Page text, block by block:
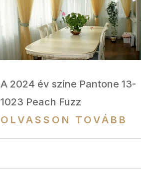
A 2024 év színe Pantone 13-
1023 Peach Fuzz
OLVASSON TOVÁBB